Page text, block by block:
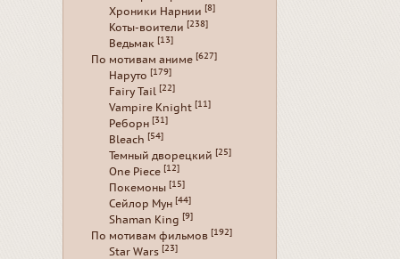
Хроники Нарнии [8]
Коты-воители [238]
Ведьмак [13]
По мотивам аниме [627]
Наруто [179]
Fairy Tail [22]
Vampire Knight [11]
Реборн [31]
Bleach [54]
Темный дворецкий [25]
One Piece [12]
Покемоны [15]
Сейлор Мун [44]
Shaman King [9]
По мотивам фильмов [192]
Star Wars [23]